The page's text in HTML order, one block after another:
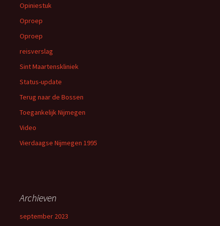
Opiniestuk
Oproep
Oproep
reisverslag
Sint Maartenskliniek
Status-update
Terug naar de Bossen
Toegankelijk Nijmegen
Video
Vierdaagse Nijmegen 1995
Archieven
september 2023